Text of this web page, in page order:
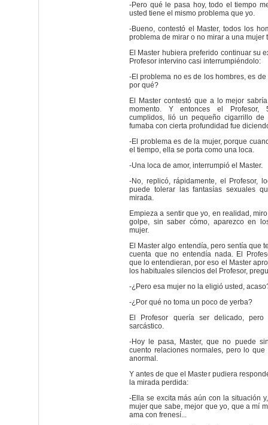
-Pero qué le pasa hoy, todo el tiempo
usted tiene el mismo problema que yo.
-Bueno, contestó el Master, todos los
problema de mirar o no mirar a una mujer
El Master hubiera preferido continuar su
Profesor intervino casi interrumpiéndolo:
-El problema no es de los hombres, es
por qué?
El Master contestó que a lo mejor
momento. Y entonces el Profesor,
cumplidos, lió un pequeño cigarrillo de
fumaba con cierta profundidad fue
-El problema es de la mujer, porque
el tiempo, ella se porta como una loca.
-Una loca de amor, interrumpió el Master.
-No, replicó, rápidamente, el Profesor,
puede tolerar las fantasías sexuales
mirada.
Empieza a sentir que yo, en realidad,
golpe, sin saber cómo, aparezco en
mujer.
El Master algo entendía, pero sentía que
cuenta que no entendía nada. El
que lo entendieran, por eso el Master
los habituales silencios del Profesor,
-¿Pero esa mujer no la eligió usted,
-¿Por qué no toma un poco de yerba?
El Profesor quería ser delicado,
sarcástico.
-Hoy le pasa, Master, que no puede
cuento relaciones normales, pero lo
anormal.
Y antes de que el Master pudiera
la mirada perdida:
-Ella se excita más aún con la situación
mujer que sabe, mejor que yo, que a mí
ama con frenesí...